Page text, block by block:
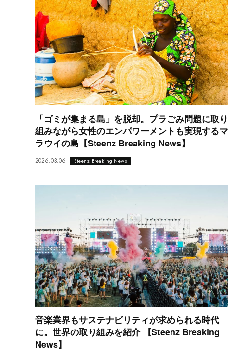
「ゴミが集まる島」を脱却。プラごみ問題に取り
組みながら女性のエンパワーメントも実現するマ
ラウイの島【Steenz Breaking News】
2026.03.06 Steenz Breaking News
音楽業界もサステナビリティが求められる時代
に。世界の取り組みを紹介 【Steenz Breaking
News】